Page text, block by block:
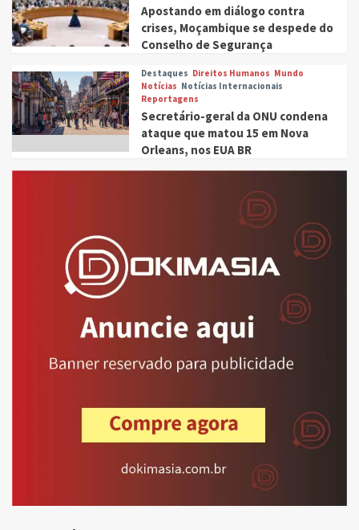
Apostando em diálogo contra
crises, Moçambique se despede do
Conselho de Segurança
Destaques Direitos Humanos Mundo
Notícias Notícias Internacionais
Reportagens
Secretário-geral da ONU condena
ataque que matou 15 em Nova
Orleans, nos EUA BR